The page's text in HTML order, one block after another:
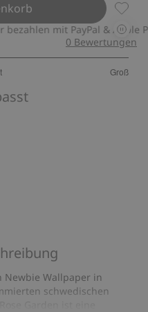
mit PayPal & Apple Pay
Groß
0 Bewertungen
Newbie Wallpaper in
schwedischen